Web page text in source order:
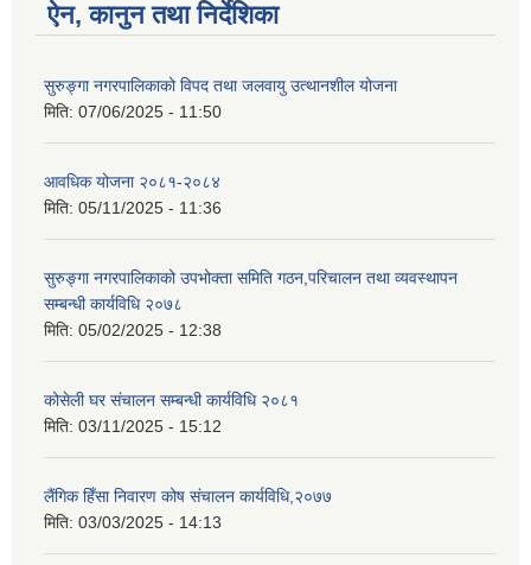
ऐन, कानुन तथा निर्देशिका
सुरुङ्गा नगरपालिकाको विपद तथा जलवायु उत्थानशील योजना
मिति: 07/06/2025 - 11:50
आवधिक योजना २०८१-२०८४
मिति: 05/11/2025 - 11:36
सुरुङ्गा नगरपालिकाको उपभोक्ता समिति गठन,परिचालन तथा व्यवस्थापन
सम्बन्धी कार्यविधि २०७८
मिति: 05/02/2025 - 12:38
कोसेली घर संचालन सम्बन्धी कार्यविधि २०८१
मिति: 03/11/2025 - 15:12
लैंगिक हिँसा निवारण कोष संचालन कार्यविधि,२०७७
मिति: 03/03/2025 - 14:13